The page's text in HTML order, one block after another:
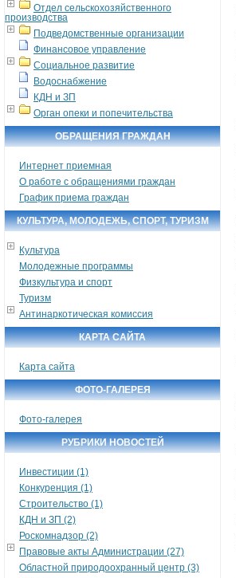
Отдел сельскохозяйственного
производства
Подведомственные организации
Финансовое управление
Социальное развитие
Водоснабжение
КДН и ЗП
Орган опеки и попечительства
ОБРАЩЕНИЯ ГРАЖДАН
Интернет приемная
О работе с обращениями граждан
График приема граждан
КУЛЬТУРА, МОЛОДЕЖЬ, СПОРТ, ТУРИЗМ
Культура
Молодежные программы
Физкультура и спорт
Туризм
Антинаркотическая комиссия
КАРТА САЙТА
Карта сайта
ФОТО-ГАЛЕРЕЯ
Фото-галерея
РУБРИКИ НОВОСТЕЙ
Инвестиции (1)
Конкуренция (1)
Строительство (1)
КДН и ЗП (2)
Роскомнадзор (2)
Правовые акты Администрации (27)
Областной природоохранный центр (3)